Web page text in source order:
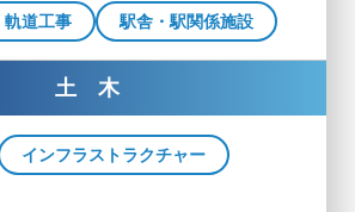
軌道工事 駅舎・駅関係施設
土 木
インフラストラクチャー